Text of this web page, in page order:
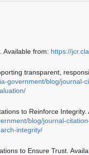
Available from: https://
transparent,
government/blog/journal-
to Reinforce Integrity.
blog/journal-
integrity/
to Ensure Trust.